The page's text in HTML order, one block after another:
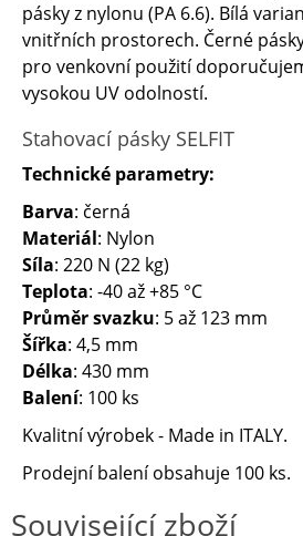
pásky z nylonu (PA 6.6). Bílá
vnitřních prostorech. Černé
pro venkovní použití
vysokou UV odolností.
Stahovací pásky SELFIT
Technické parametry:
Barva: černá
Materiál: Nylon
Síla: 220 N (22 kg)
Teplota: -40 až +85 °C
Průměr svazku: 5 až 123 mm
Šířka: 4,5 mm
Délka: 430 mm
Balení: 100 ks
Kvalitní výrobek - Made in ITALY.
Prodejní balení obsahuje 100 ks.
Související zboží